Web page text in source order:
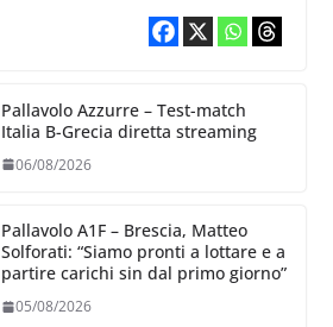
Pallavolo Azzurre – Test-match
Italia B-Grecia diretta streaming
06/08/2026
Pallavolo A1F – Brescia, Matteo
Solforati: “Siamo pronti a lottare e a
partire carichi sin dal primo giorno”
05/08/2026